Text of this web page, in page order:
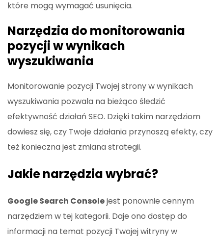
które mogą wymagać usunięcia.
Narzędzia do monitorowania
pozycji w wynikach
wyszukiwania
Monitorowanie pozycji Twojej strony w wynikach
wyszukiwania pozwala na bieżąco śledzić
efektywność działań SEO. Dzięki takim narzędziom
dowiesz się, czy Twoje działania przynoszą efekty, czy
też konieczna jest zmiana strategii.
Jakie narzędzia wybrać?
Google Search Consolejest ponownie cennym
narzędziem w tej kategorii. Daje ono dostęp do
informacji na temat pozycji Twojej witryny w